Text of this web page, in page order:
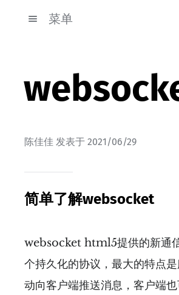
菜单
陈佳佳 发表于 2021/06/29
简单了解websocket
websocket html5提供的新通
个持久化的协议，最大的特点
动向客户端推送消息，客户端